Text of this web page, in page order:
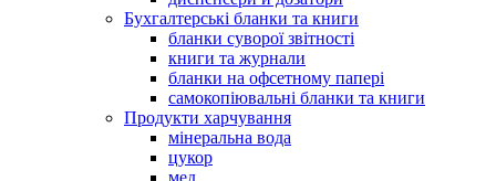
Бухгалтерські бланки та книги
бланки суворої звітності
книги та журнали
бланки на офсетному папері
самокопіювальні бланки та книги
Продукти харчування
мінеральна вода
цукор